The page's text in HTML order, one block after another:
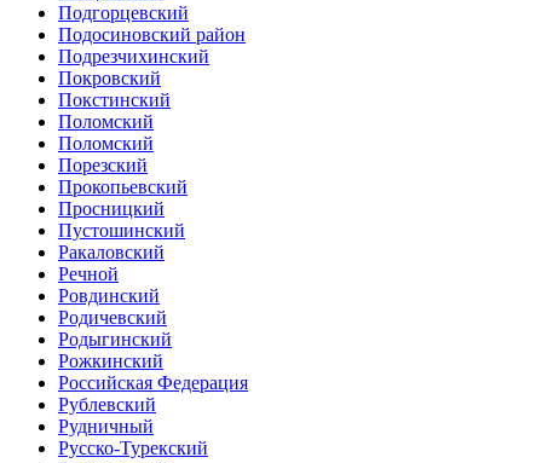
Подгорцевский
Подосиновский район
Подрезчихинский
Покровский
Покстинский
Поломский
Поломский
Порезский
Прокопьевский
Просницкий
Пустошинский
Ракаловский
Речной
Ровдинский
Родичевский
Родыгинский
Рожкинский
Российская Федерация
Рублевский
Рудничный
Русско-Турекский